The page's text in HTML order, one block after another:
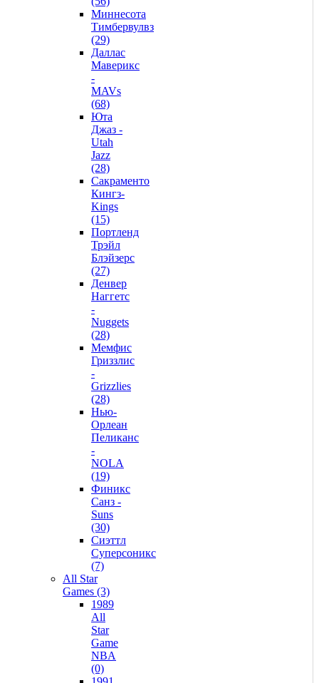
Миннесота
Тимбервулвз
(29)
Даллас
Маверикс
-
MAVs
(68)
Юта
Джаз -
Utah
Jazz
(28)
Сакраменто
Кингз-
Kings
(15)
Портленд
Трэйл
Блэйзерс
(27)
Денвер
Наггетс
-
Nuggets
(28)
Мемфис
Гриззлис
-
Grizzlies
(28)
Нью-
Орлеан
Пеликанс
-
NOLA
(19)
Финикс
Санз -
Suns
(30)
Сиэттл
Суперсоникс
(7)
All Star
Games (3)
1989
All
Star
Game
NBA
(0)